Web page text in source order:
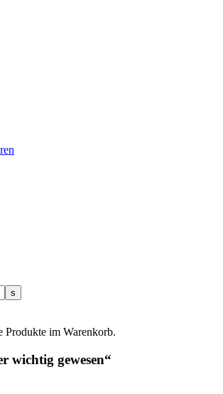
Produkte im Warenkorb.
wichtig gewesen“